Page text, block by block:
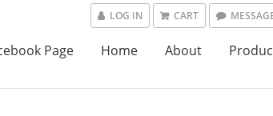
LOG IN CART
Page Home About